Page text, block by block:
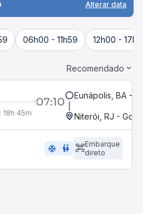
Alterar data
06h00 - 11h59 12h00 -
Recomendado
07:10
18h 45m
Eunápolis, BA -
Niterói, RJ -
ac_unit wc
Embarque
direto